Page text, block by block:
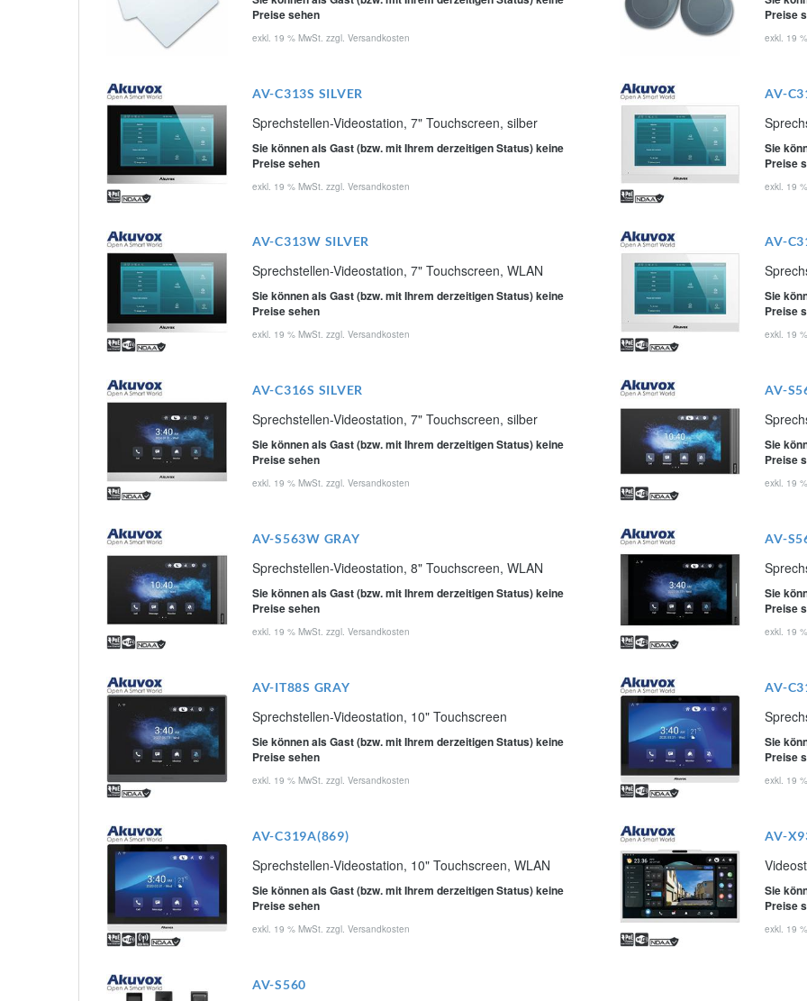
Preise sehen
exkl. 19 % MwSt. zzgl. Versandkosten
Preise
exkl. 19
AV-C313S SILVER
Sprechstellen-Videostation, 7" Touchscreen, silber
Sie können als Gast (bzw. mit Ihrem derzeitigen Status) keine
Preise sehen
exkl. 19 % MwSt. zzgl. Versandkosten
AV-
Sie
Preise
exkl. 19
AV-C313W SILVER
Sprechstellen-Videostation, 7" Touchscreen, WLAN
Sie können als Gast (bzw. mit Ihrem derzeitigen Status) keine
Preise sehen
exkl. 19 % MwSt. zzgl. Versandkosten
AV-
Sie
Preise
exkl. 19
AV-C316S SILVER
Sprechstellen-Videostation, 7" Touchscreen, silber
Sie können als Gast (bzw. mit Ihrem derzeitigen Status) keine
Preise sehen
exkl. 19 % MwSt. zzgl. Versandkosten
AV-
Sie
Preise
exkl. 19
AV-S563W GRAY
Sprechstellen-Videostation, 8" Touchscreen, WLAN
Sie können als Gast (bzw. mit Ihrem derzeitigen Status) keine
Preise sehen
exkl. 19 % MwSt. zzgl. Versandkosten
AV-
Sie
Preise
exkl. 19
AV-IT88S GRAY
Sprechstellen-Videostation, 10" Touchscreen
Sie können als Gast (bzw. mit Ihrem derzeitigen Status) keine
Preise sehen
exkl. 19 % MwSt. zzgl. Versandkosten
AV-
Sie
Preise
exkl. 19
AV-C319A(869)
Sprechstellen-Videostation, 10" Touchscreen, WLAN
Sie können als Gast (bzw. mit Ihrem derzeitigen Status) keine
Preise sehen
exkl. 19 % MwSt. zzgl. Versandkosten
AV-
Sie
Preise
exkl. 19
AV-S560